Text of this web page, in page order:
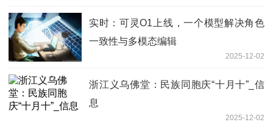
实时：可灵O1上线，一个模型解决角色
一致性与多模态编辑
2025-12-02
浙江义乌佛堂：民族同胞庆“十月十”_信
息
2025-12-02